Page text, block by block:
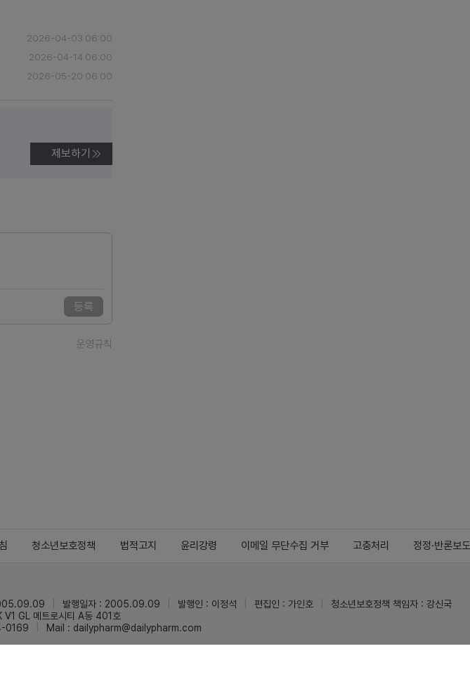
2026-04-03 06:00
2026-04-14 06:00
2026-05-20 06:00
제보하기
등록
운영규칙
청소년보호정책 법적고지 윤리강령 이메일 무단수집 거부 고충처리 정정·반론보도
발행일자 : 2005.09.09 발행인 : 이정석 편집인 : 가인호
청소년보호정책 책임자 : 강신국
V1 GL 메트로시티 A동 401호
0169 Mail : dailypharm@dailypharm.com